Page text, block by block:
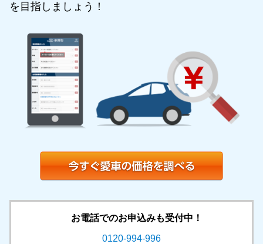
を目指しましょう！
お電話でのお申込みも受付中！
0120-994-996